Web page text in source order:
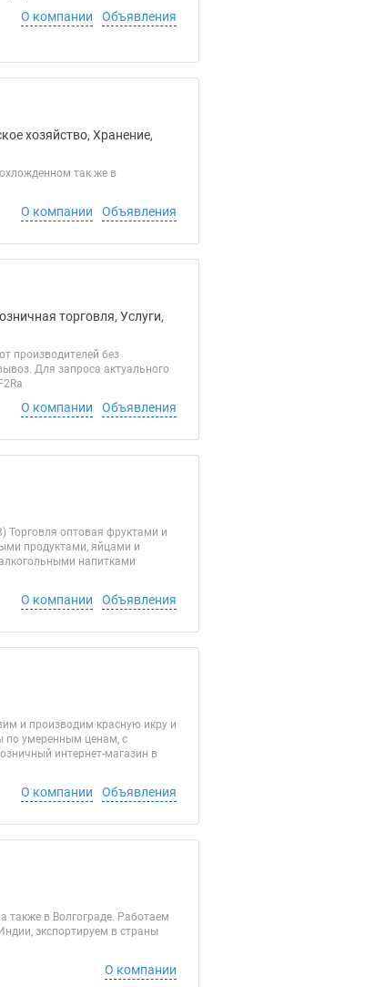
О компании Объявления
хозяйство, Хранение,
так же в
О компании Объявления
торговля, Услуги,
производителей без
Для запроса актуального
О компании Объявления
Торговля оптовая фруктами и
продуктами, яйцами и
напитками
О компании Объявления
и производим красную икру и
по умеренным ценам, с
интернет-магазин в
О компании Объявления
в Волгограде. Работаем
экспортируем в страны
О компании